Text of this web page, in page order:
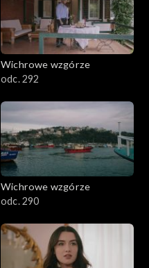
Wichrowe wzgórze
odc. 292
Wichrowe wzgórze
odc. 290